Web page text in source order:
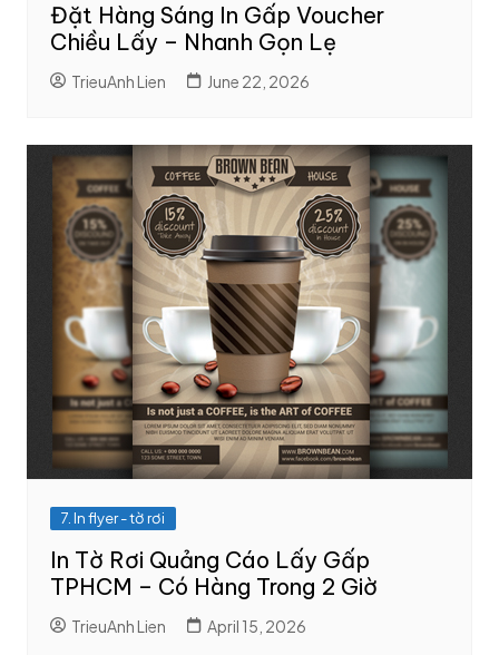
Đặt Hàng Sáng In Gấp Voucher
Chiều Lấy – Nhanh Gọn Lẹ
TrieuAnh Lien June 22, 2026
7. In flyer - tờ rơi
In Tờ Rơi Quảng Cáo Lấy Gấp
TPHCM – Có Hàng Trong 2 Giờ
TrieuAnh Lien April 15, 2026